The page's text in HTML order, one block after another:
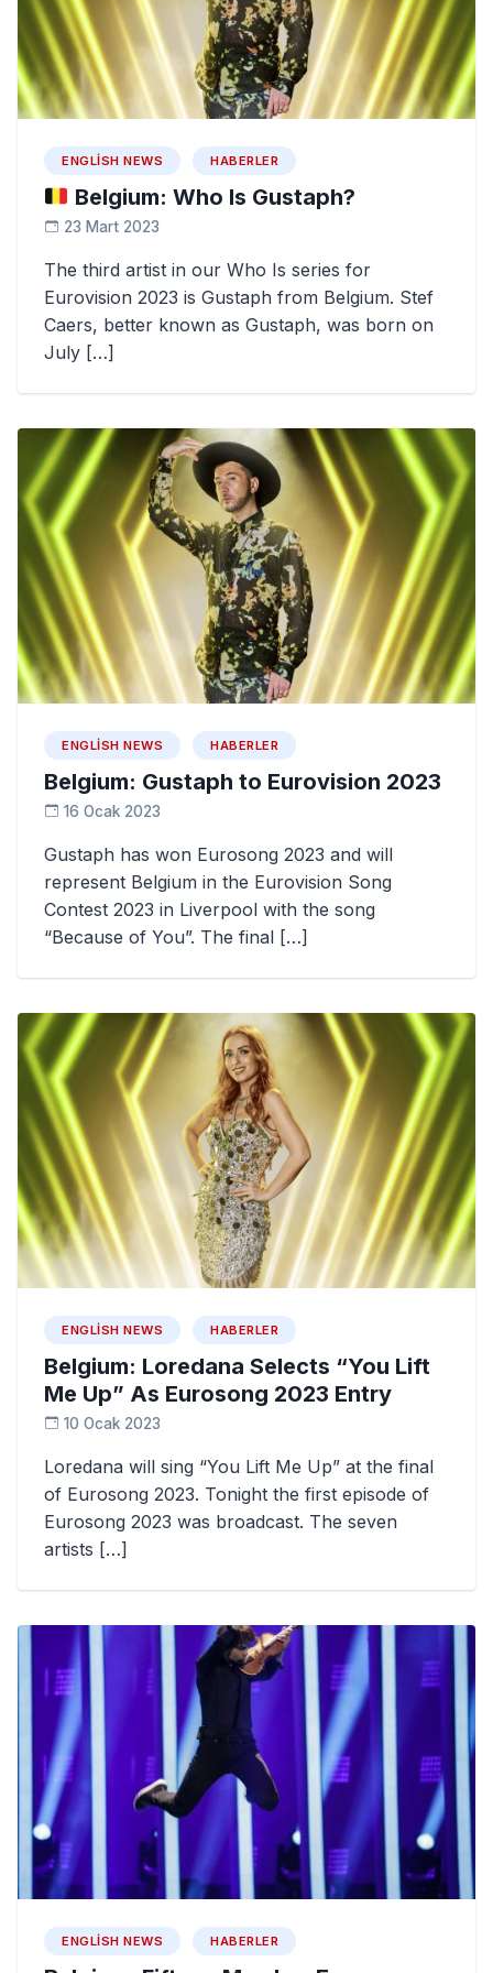
ENGLISH NEWS HABERLER
Belgium: Who Is Gustaph?
23 Mart 2023
The third artist in our Who Is series for
Eurovision 2023 is Gustaph from Belgium. Stef
Caers, better known as Gustaph, was born on
July […]
ENGLISH NEWS HABERLER
Belgium: Gustaph to Eurovision 2023
16 Ocak 2023
Gustaph has won Eurosong 2023 and will
represent Belgium in the Eurovision Song
Contest 2023 in Liverpool with the song
“Because of You”. The final […]
ENGLISH NEWS HABERLER
Belgium: Loredana Selects “You Lift
Me Up” As Eurosong 2023 Entry
10 Ocak 2023
Loredana will sing “You Lift Me Up” at the final
of Eurosong 2023. Tonight the first episode of
Eurosong 2023 was broadcast. The seven
artists […]
ENGLISH NEWS HABERLER